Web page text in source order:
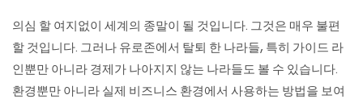
의심 할 여지없이 세계의 종말이 될 것입니다. 그것은 매우 불편
할 것입니다. 그러나 유로존에서 탈퇴 한 나라들, 특히 가이드 라
인뿐만 아니라 경제가 나아지지 않는 나라들도 볼 수 있습니다.
환경뿐만 아니라 실제 비즈니스 환경에서 사용하는 방법을 보여